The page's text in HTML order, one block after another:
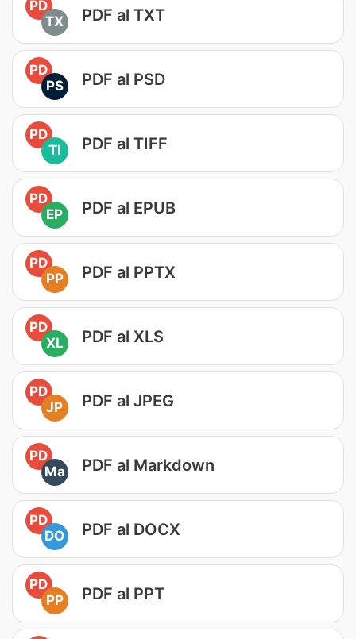
PD
TX
PDF al TXT
PD
PS
PDF al PSD
PD
TI
PDF al TIFF
PD
EP
PDF al EPUB
PD
PP
PDF al PPTX
PD
XL
PDF al XLS
PD
JP
PDF al JPEG
PD
Ma
PDF al Markdown
PD
DO
PDF al DOCX
PD
PP
PDF al PPT